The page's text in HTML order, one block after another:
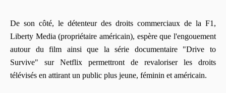
De son côté, le détenteur des droits commerciaux de la F1,
Liberty Media (propriétaire américain), espère que l'engouement
autour du film ainsi que la série documentaire "Drive to
Survive" sur Netflix permettront de revaloriser les droits
télévisés en attirant un public plus jeune, féminin et américain.